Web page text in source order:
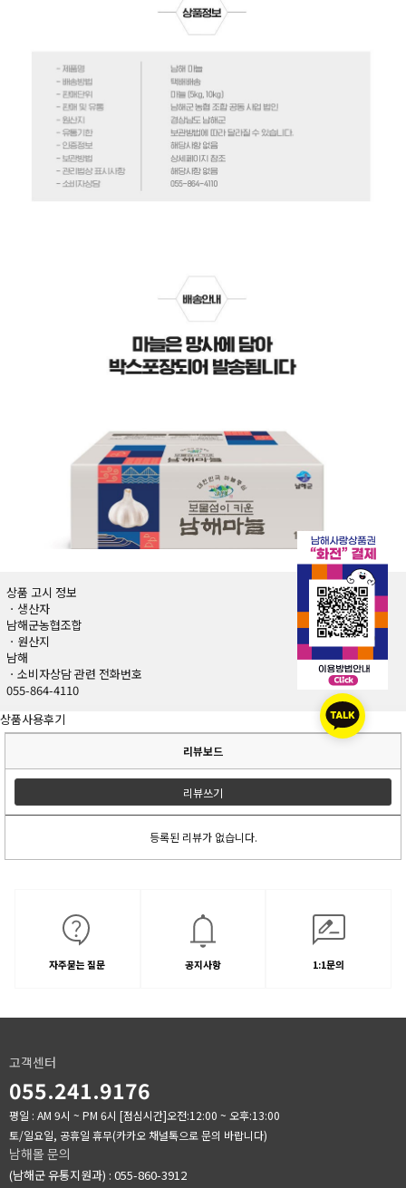
상품 고시 정보
ㆍ생산자
남해군농협조합
ㆍ원산지
남해
ㆍ소비자상담 관련 전화번호
055-864-4110
상품사용후기
리뷰보드
리뷰쓰기
등록된 리뷰가 없습니다.
자주묻는 질문 공지사항 1:1문의
고객센터
055.241.9176
평일 : AM 9시 ~ PM 6시 [점심시간]오전:12:00 ~ 오후:13:00
토/일요일, 공휴일 휴무(카카오 채널톡으로 문의 바랍니다)
남해몰 문의
(남해군 유통지원과) : 055-860-3912